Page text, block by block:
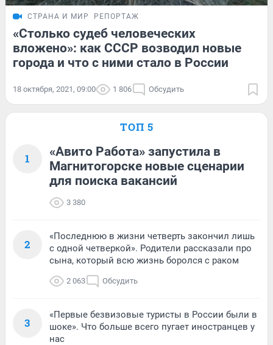
СТРАНА И МИР РЕПОРТАЖ
«Столько судеб человеческих
вложено»: как СССР возводил новые
города и что с ними стало в России
18 октября, 2021, 09:00 1 806 Обсудить
ТОП 5
1
«Авито Работа» запустила в
Магнитогорске новые сценарии
для поиска вакансий
3 380
2
«Последнюю в жизни четверть закончил лишь
с одной четверкой». Родители рассказали про
сына, который всю жизнь боролся с раком
2 063 Обсудить
3
«Первые безвизовые туристы в России были в
шоке». Что больше всего пугает иностранцев у
нас